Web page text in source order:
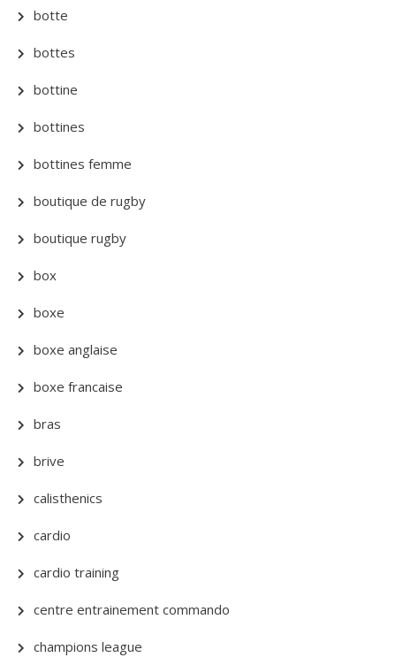
botte
bottes
bottine
bottines
bottines femme
boutique de rugby
boutique rugby
box
boxe
boxe anglaise
boxe francaise
bras
brive
calisthenics
cardio
cardio training
centre entrainement commando
champions league